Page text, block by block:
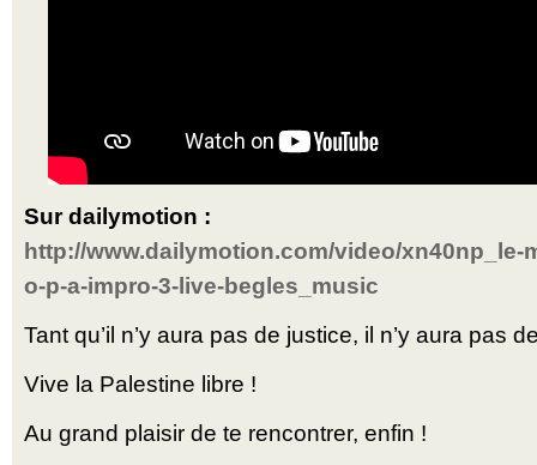
Sur dailymotion :
http://www.dailymotion.com/video/xn40np_le-
o-p-a-impro-3-live-begles_music
Tant qu’il n’y aura pas de justice, il n’y aura pas
Vive la Palestine libre !
Au grand plaisir de te rencontrer, enfin !